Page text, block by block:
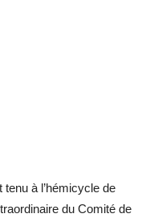
tenu à l’hémicycle de
du Comité de